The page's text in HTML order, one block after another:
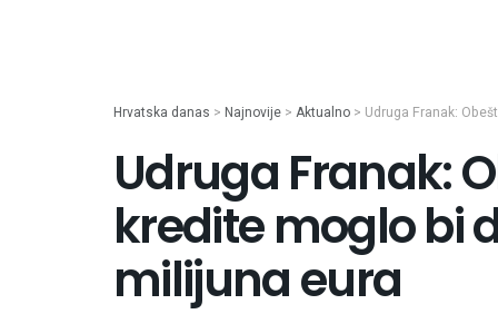
Hrvatska danas > Najnovije > Aktualno > Udruga Franak:
Udruga Franak:
kredite moglo bi
milijuna eura